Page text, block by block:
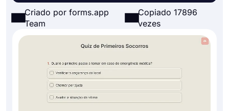
Criado por forms.app
Team
Copiado 17896
vezes